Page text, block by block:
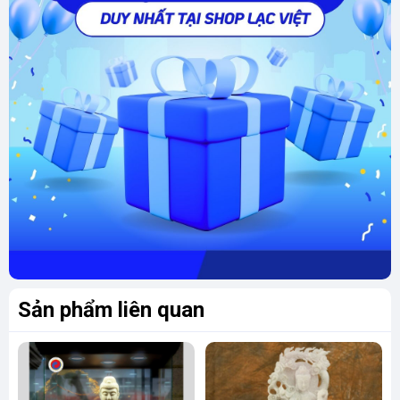
tương đồng với Ông Địa trong văn hóa dân gian
Việt Nam – cả hai đều mũm mĩm, nụ cười tươi
sáng, và mang theo túi vải lớn chứa đựng tài
lộc. Tuy nhiên, Phật Di Lặc thường không đội
khăn trên đầu như Ông Địa, và hình tượng của
Ngài phong phú, linh hoạt hơn.
Phật Di Lặc là biểu tượng của:
Hạnh phúc và an nhiên: Nụ cười rạng rỡ
của Ngài mang lại cảm giác bình yên, xua
tan mọi âu lo.
Tài lộc và sung túc
vải của Ngài tượng trưng cho sự giàu có,
thịnh vượng.
Sản phẩm liên quan